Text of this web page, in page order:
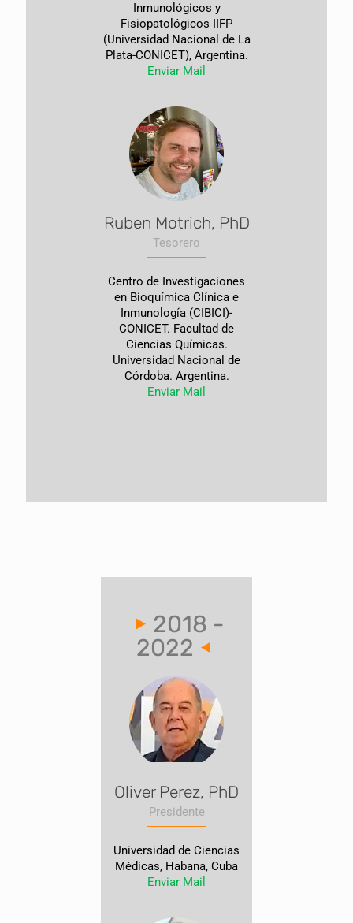
Inmunológicos y
Fisiopatológicos IIFP
(Universidad Nacional de La
Plata-CONICET), Argentina.
Enviar Mail
Ruben Motrich, PhD
Tesorero
Centro de Investigaciones
en Bioquímica Clínica e
Inmunología (CIBICI)-
CONICET. Facultad de
Ciencias Químicas.
Universidad Nacional de
Córdoba. Argentina.
Enviar Mail
2018 -
2022
Oliver Perez, PhD
Presidente
Universidad de Ciencias
Médicas, Habana, Cuba
Enviar Mail